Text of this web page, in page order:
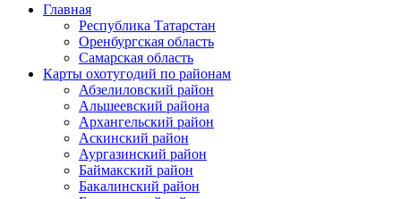
Главная
Республика Татарстан
Оренбургская область
Самарская область
Карты охотугодий по районам
Абзелиловский район
Альшеевский района
Архангельский район
Аскинский район
Аургазинский район
Баймакский район
Бакалинский район